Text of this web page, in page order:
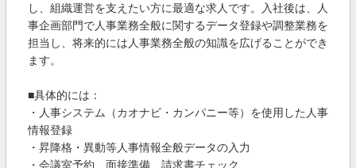
し、組織運営を支えたい方に最適な求人です。入社後は、人
事企画部門で人事業務全般に関するデータ登録や調整業務を
担当し、将来的には人事業務全般の知識を広げることができ
ます。
■具体的には：
・人事システム（カオナビ・カンパニー等）を使用した人事
情報登録
・昇降格・異動等人事情報全般データの入力
・会議室予約、面接準備、請求書チェック